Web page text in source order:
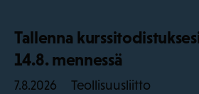
Tallenna
14.8. mennessä
7.8.2026 Teollisuusliitto